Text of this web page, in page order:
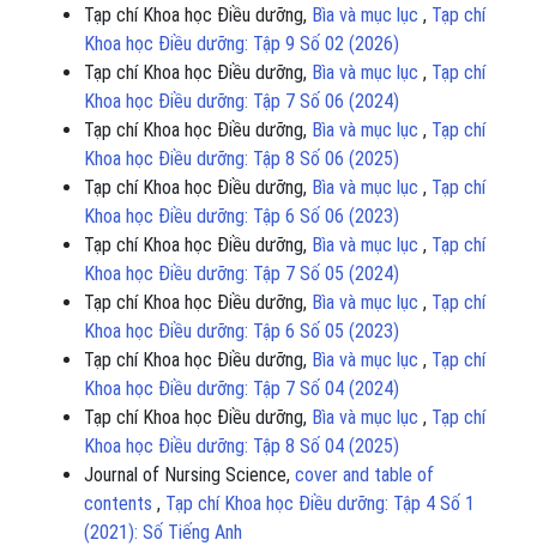
Tạp chí Khoa học Điều dưỡng, Bìa và mục lục , Tạp chí
Khoa học Điều dưỡng: Tập 9 Số 02 (2026)
Tạp chí Khoa học Điều dưỡng, Bìa và mục lục , Tạp chí
Khoa học Điều dưỡng: Tập 7 Số 06 (2024)
Tạp chí Khoa học Điều dưỡng, Bìa và mục lục , Tạp chí
Khoa học Điều dưỡng: Tập 8 Số 06 (2025)
Tạp chí Khoa học Điều dưỡng, Bìa và mục lục , Tạp chí
Khoa học Điều dưỡng: Tập 6 Số 06 (2023)
Tạp chí Khoa học Điều dưỡng, Bìa và mục lục , Tạp chí
Khoa học Điều dưỡng: Tập 7 Số 05 (2024)
Tạp chí Khoa học Điều dưỡng, Bìa và mục lục , Tạp chí
Khoa học Điều dưỡng: Tập 6 Số 05 (2023)
Tạp chí Khoa học Điều dưỡng, Bìa và mục lục , Tạp chí
Khoa học Điều dưỡng: Tập 7 Số 04 (2024)
Tạp chí Khoa học Điều dưỡng, Bìa và mục lục , Tạp chí
Khoa học Điều dưỡng: Tập 8 Số 04 (2025)
Journal of Nursing Science, cover and table of
contents , Tạp chí Khoa học Điều dưỡng: Tập 4 Số 1
(2021): Số Tiếng Anh